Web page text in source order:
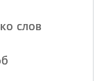
слов